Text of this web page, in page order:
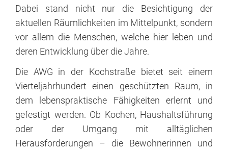
Außenwohnungen
(AWG)
(wbW)
noch...?!
Herzenssache
Dabei stand nicht nur die Besichtigung der
aktuellen Räumlichkeiten im Mittelpunkt, sondern
vor allem die Menschen, welche hier leben und
deren Entwicklung über die Jahre.
Die AWG in der Kochstraße bietet seit einem
Vierteljahrhundert einen geschützten Raum, in
dem lebenspraktische Fähigkeiten erlernt und
gefestigt werden. Ob Kochen, Haushaltsführung
oder der Umgang mit alltäglichen
Herausforderungen – die Bewohnerinnen und